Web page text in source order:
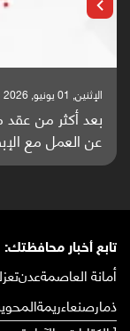
توقفه
الإثنين, 25 مايو, 2026
واعدة
تابع أخبار محافظتك:
أمانة العاصمةعدنتعز
ذمارصنعاءريمة